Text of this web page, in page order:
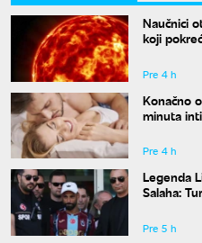
Naučnici
koji
Pre 4 h
Konačno
minuta
Pre 4 h
Legenda
Salaha:
Pre 5 h